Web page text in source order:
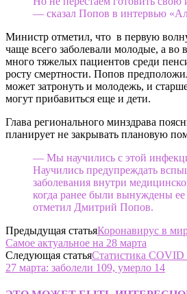
— сказал Попов в интервью
Министр отметил, что в первую
чаще всего заболевали молодые, а во
много тяжелых пациентов среди
росту смертности. Попов
может затронуть и молодежь, и
могут прибавиться еще и дети.
Глава регионального минздрава
планирует не закрывать плановую
— Мы научились с этой
Научились предупреждать
заболевания внутри
когда ранее были вынуждены
отметил Дмитрий Попов.
Предыдущая статьяКоронавирус в
Самое актуальное на 28 марта
Следующая статьяСтатистика
27 марта: заболели 109, умерло 14